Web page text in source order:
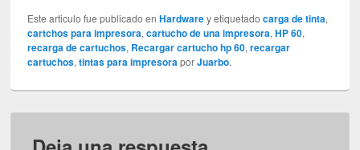
Este articulo fue publicado enHardwarey etiquetadocarga de tinta,
cartchos para impresora,cartucho de una impresora,HP 60,
recarga de cartuchos, Recargar cartucho hp 60,recargar
cartuchos,tintas para impresoraporJuarbo.